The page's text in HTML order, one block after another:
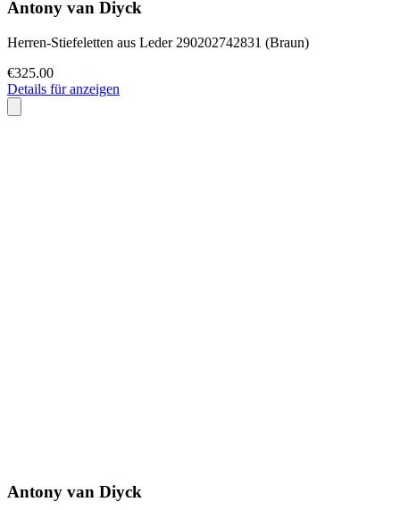
Antony van Diyck
Herren-Stiefeletten aus Leder 290202742831 (Braun)
€325.00
Details für anzeigen
Antony van Diyck